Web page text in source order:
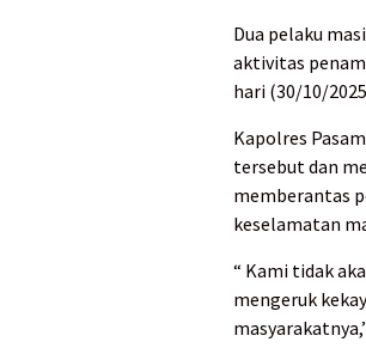
Dua pelaku
aktivitas
hari (30/10/
Kapolres
tersebut dan
memberantas
keselamatan
“ Kami tidak
mengeruk